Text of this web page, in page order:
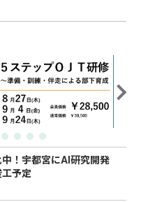
！宇都宮にAI研究開発
予定